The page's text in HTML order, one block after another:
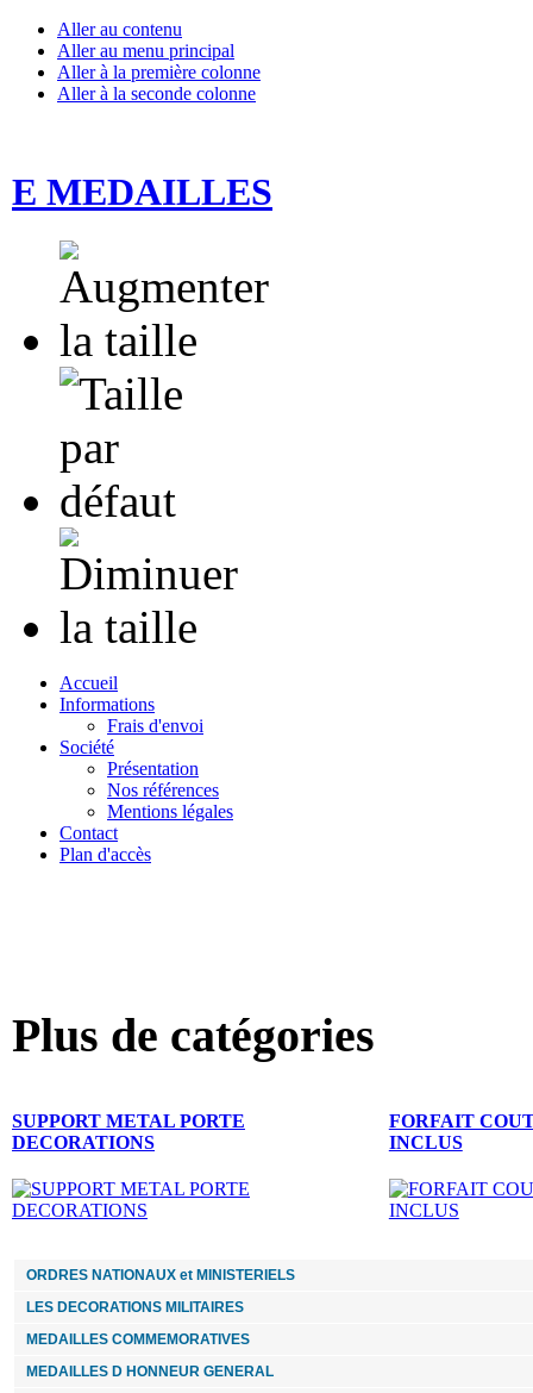
Aller au contenu
Aller au menu principal
Aller à la première colonne
Aller à la seconde colonne
E MEDAILLES
Accueil
Informations
Frais d'envoi
Société
Présentation
Nos références
Mentions légales
Contact
Plan d'accès
Plus de catégories
SUPPORT METAL PORTE
DECORATIONS
FORFAIT
INCLUS
ORDRES NATIONAUX et MINISTERIELS
LES DECORATIONS MILITAIRES
MEDAILLES COMMEMORATIVES
MEDAILLES D HONNEUR GENERAL
MEDAILLE PALMES ACADEMIQUES chevalier -
reduction ARGENT
75.00 €
LEGION D HONNEUR COMMANDEUR miniature
reduction bronze
médaille des SAPEURS POMPIERS SERVICES
EXCEPTIONNELS ARGENT
69.00 €
RESISTANCE
45.00 €